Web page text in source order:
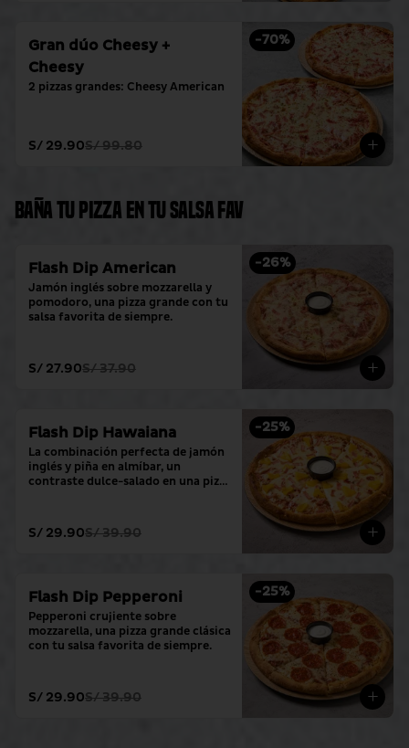
-70%
Gran dúo Cheesy +
Cheesy
2 pizzas grandes: Cheesy American
S/ 29.90S/ 99.80
Baña tu pizza en tu salsa fav
-26%
Flash Dip American
Jamón inglés sobre mozzarella y
pomodoro, una pizza grande con tu
salsa favorita de siempre.
S/ 27.90S/ 37.90
-25%
Flash Dip Hawaiana
La combinación perfecta de jamón
inglés y piña en almíbar, un
contraste dulce-salado en una pizza
S/ 29.90S/ 39.90
-25%
Flash Dip Pepperoni
Pepperoni crujiente sobre
mozzarella, una pizza grande clásica
con tu salsa favorita de siempre.
S/ 29.90S/ 39.90